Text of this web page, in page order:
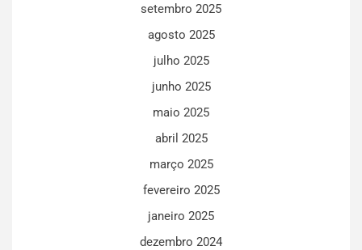
setembro 2025
agosto 2025
julho 2025
junho 2025
maio 2025
abril 2025
março 2025
fevereiro 2025
janeiro 2025
dezembro 2024